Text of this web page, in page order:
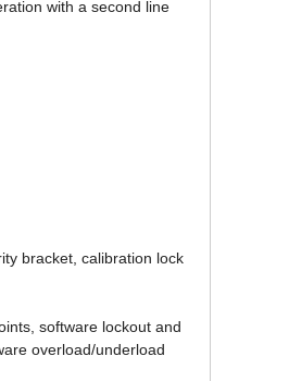
with a second line
bracket, calibration lock
software lockout and
overload/underload